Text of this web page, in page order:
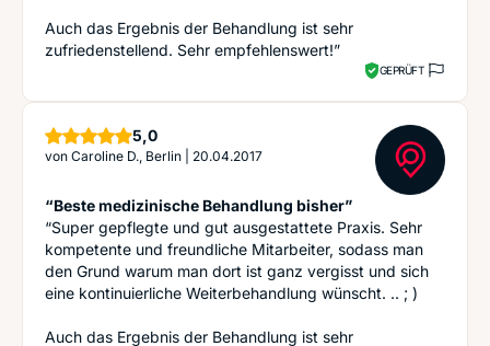
Auch das Ergebnis der Behandlung ist sehr
zufriedenstellend. Sehr empfehlenswert!”
GEPRÜFT
5,0Sterne
von Caroline D., Berlin 20.04.2017
“Beste medizinische Behandlung bisher”
“Super gepflegte und gut ausgestattete Praxis. Sehr
kompetente und freundliche Mitarbeiter, sodass man
den Grund warum man dort ist ganz vergisst und sich
eine kontinuierliche Weiterbehandlung wünscht. .. ; )
Auch das Ergebnis der Behandlung ist sehr